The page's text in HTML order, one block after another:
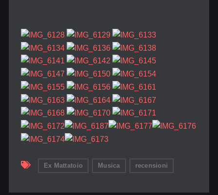
Ex Mattatoio Musica recensioni